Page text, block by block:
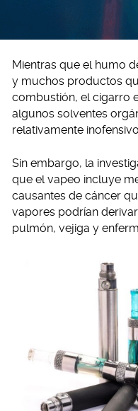
Mientras que el humo
y muchos productos
combustión, el cigarro
algunos solventes
relativamente
Sin embargo, la
que el vapeo incluye
causantes de cáncer
vapores podrían
pulmón, vejiga y